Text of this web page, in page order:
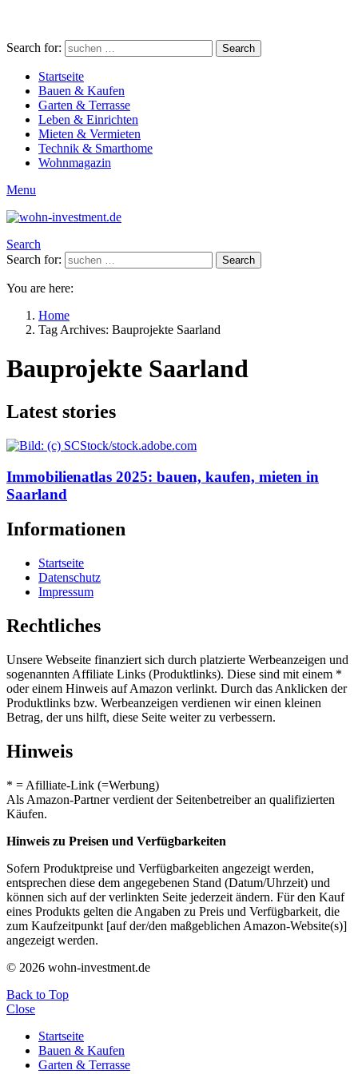
Search for: Search
Startseite
Bauen & Kaufen
Garten & Terrasse
Leben & Einrichten
Mieten & Vermieten
Technik & Smarthome
Wohnmagazin
Menu
Search
Search for:
Search
You are here:
Home
Tag Archives: Bauprojekte Saarland
Bauprojekte Saarland
Latest stories
Immobilienatlas 2025: bauen, kaufen, mieten in
Saarland
Informationen
Startseite
Datenschutz
Impressum
Rechtliches
Unsere Webseite finanziert sich durch platzierte Werbeanzeigen und
sogenannten Affiliate Links (Produktlinks). Diese sind mit einem *
oder einem Hinweis auf Amazon verlinkt. Durch das Anklicken der
Produktlinks bzw. Werbeanzeigen verdienen wir einen kleinen
Betrag, der uns hilft, diese Seite weiter zu verbessern.
Hinweis
* = Afilliate-Link (=Werbung)
Als Amazon-Partner verdient der Seitenbetreiber an qualifizierten
Käufen.
Hinweis zu Preisen und Verfügbarkeiten
Sofern Produktpreise und Verfügbarkeiten angezeigt werden,
entsprechen diese dem angegebenen Stand (Datum/Uhrzeit) und
können sich auf der verlinkten Seite jederzeit ändern. Für den Kauf
eines Produkts gelten die Angaben zu Preis und Verfügbarkeit, die
zum Kaufzeitpunkt [auf der/den maßgeblichen Amazon-Website(s)]
angezeigt werden.
© 2026 wohn-investment.de
Back to Top
Close
Startseite
Bauen & Kaufen
Garten & Terrasse